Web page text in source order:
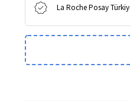
La Roche Posay